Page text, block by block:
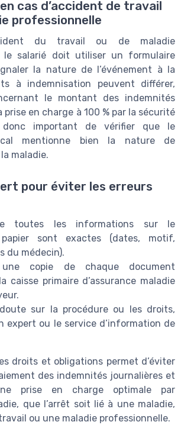
cas d’accident de travail
professionnelle
du travail ou de maladie
le salarié doit utiliser un formulaire
la nature de l’événement à la
à indemnisation peuvent différer,
le montant des indemnités
prise en charge à 100 % par la sécurité
important de vérifier que le
mentionne bien la nature de
maladie.
pour éviter les erreurs
toutes les informations sur le
sont exactes (dates, motif,
du médecin).
une copie de chaque document
caisse primaire d’assurance maladie
sur la procédure ou les droits,
expert ou le service d’information de
droits et obligations permet d’éviter
des indemnités journalières et
prise en charge optimale par
que l’arrêt soit lié à une maladie,
ou une maladie professionnelle.